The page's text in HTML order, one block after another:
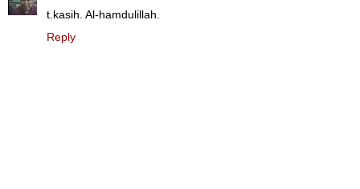
t.kasih. Al-hamdulillah.
Reply